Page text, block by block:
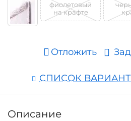
фиолетовый
на крафте
Отложить
СПИСОК
Описание